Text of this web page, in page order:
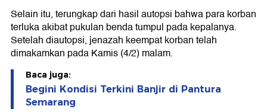
Selain itu, terungkap dari hasil autopsi bahwa para korban
terluka akibat pukulan benda tumpul pada kepalanya.
Setelah diautopsi, jenazah keempat korban telah
dimakamkan pada Kamis (4/2) malam.
Baca juga:
Begini Kondisi Terkini Banjir di Pantura
Semarang